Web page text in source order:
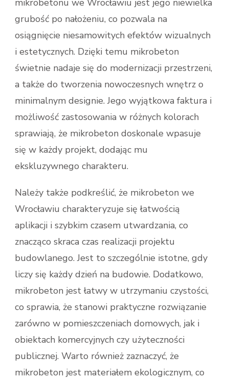
mikrobetonu we Wrocławiu jest jego niewielka
grubość po nałożeniu, co pozwala na
osiągnięcie niesamowitych efektów wizualnych
i estetycznych. Dzięki temu mikrobeton
świetnie nadaje się do modernizacji przestrzeni,
a także do tworzenia nowoczesnych wnętrz o
minimalnym designie. Jego wyjątkowa faktura i
możliwość zastosowania w różnych kolorach
sprawiają, że mikrobeton doskonale wpasuje
się w każdy projekt, dodając mu
ekskluzywnego charakteru.
Należy także podkreślić, że mikrobeton we
Wrocławiu charakteryzuje się łatwością
aplikacji i szybkim czasem utwardzania, co
znacząco skraca czas realizacji projektu
budowlanego. Jest to szczególnie istotne, gdy
liczy się każdy dzień na budowie. Dodatkowo,
mikrobeton jest łatwy w utrzymaniu czystości,
co sprawia, że stanowi praktyczne rozwiązanie
zarówno w pomieszczeniach domowych, jak i
obiektach komercyjnych czy użyteczności
publicznej. Warto również zaznaczyć, że
mikrobeton jest materiałem ekologicznym, co